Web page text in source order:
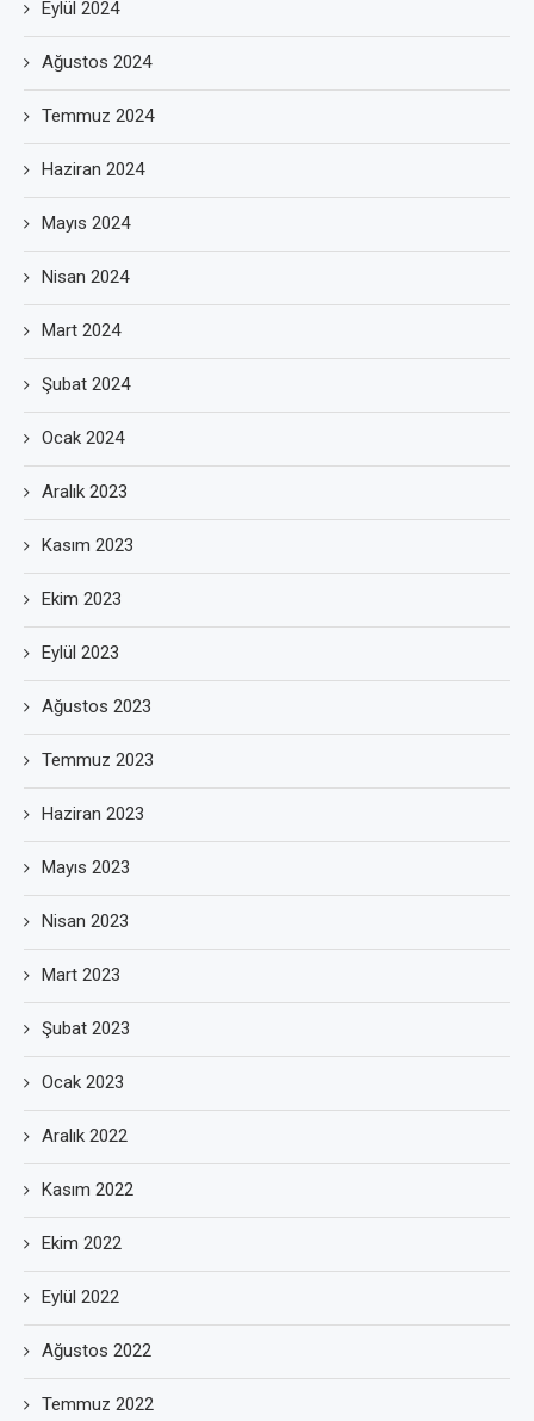
Eylül 2024
Ağustos 2024
Temmuz 2024
Haziran 2024
Mayıs 2024
Nisan 2024
Mart 2024
Şubat 2024
Ocak 2024
Aralık 2023
Kasım 2023
Ekim 2023
Eylül 2023
Ağustos 2023
Temmuz 2023
Haziran 2023
Mayıs 2023
Nisan 2023
Mart 2023
Şubat 2023
Ocak 2023
Aralık 2022
Kasım 2022
Ekim 2022
Eylül 2022
Ağustos 2022
Temmuz 2022